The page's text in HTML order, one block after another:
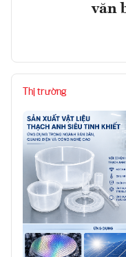
văn
Thị trường